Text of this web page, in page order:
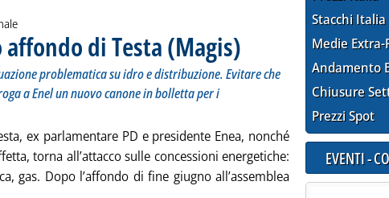
di Testa (Magis) . Sottotitolo: “Segnalazione
. Pubblicata IERI. alle 15.33.
problematica su idro e distribuzione. Evitare che
a Enel un nuovo canone in bolletta per i
ex parlamentare PD e presidente Enea, nonché
torna all’attacco sulle concessioni energetiche:
gas. Dopo l’affondo di fine giugno all’assemblea
Stacchi Italia
Medie Extra-
Andamento
Chiusure
Prezzi Spot
EVENTI -